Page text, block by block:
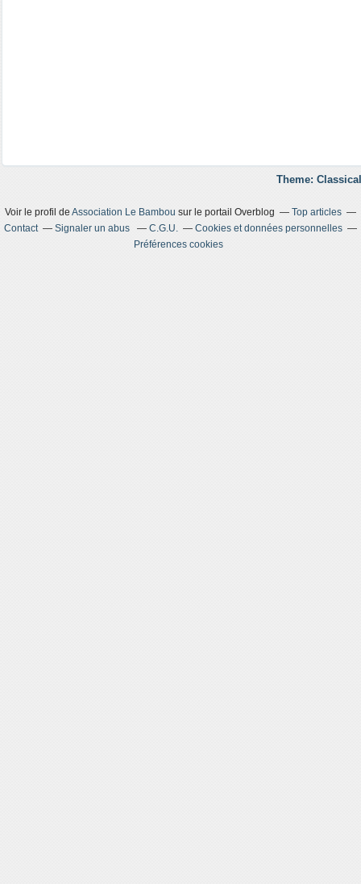
Theme:
Voir le profil de Association Le Bambou sur le portail Overblog
Top articles
Contact
Signaler un abus C.G.U.
Cookies et données personnelles
Préférences cookies